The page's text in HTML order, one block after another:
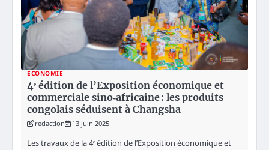
ECONOMIE
4ᵉ édition de l’Exposition économique et
commerciale sino‑africaine : les produits
congolais séduisent à Changsha
redaction 13 juin 2025
Les travaux de la 4ᵉ édition de l’Exposition économique et